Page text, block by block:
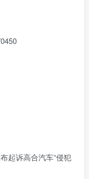
起诉高合汽车“侵犯